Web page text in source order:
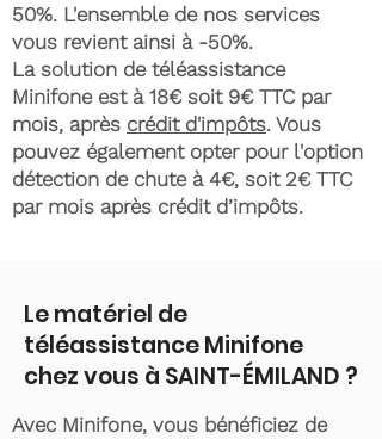
50%. L'ensemble de nos services
vous revient ainsi à -50%.
La solution de téléassistance
Minifone est à 18€ soit 9€ TTC par
mois, après crédit d'impôts. Vous
pouvez également opter pour l'option
détection de chute à 4€, soit 2€ TTC
par mois après crédit d’impôts.
Le matériel de
téléassistance Minifone
chez vous à SAINT-ÉMILAND ?
Avec Minifone, vous bénéficiez de